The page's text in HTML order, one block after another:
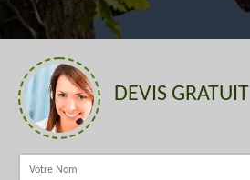
DEVIS GRATUIT